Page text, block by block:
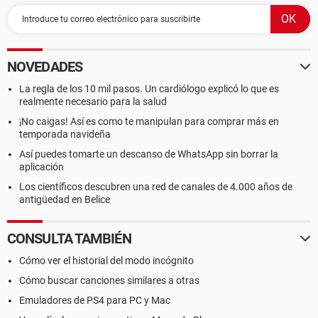
DMI Versión del sistema 1.0
DMI Fabricante del motherboard PCCHIPS
DMI Nombre del motherboard P17G
DMI Versión del motherboard ECS
DMI Número de serie del motherboard To be filled by O.E.M.
DMI Fabricante del chasis PCCHIPS
DMI Versión del chasis To Be Filled By O.E.M.
DMI Número de serie del chasis To Be Filled By O.E.M.
DMI Identificador del chasis To Be Filled By O.E.M.
DMI Tipo de chasis Desktop Case
DMI Sockets de memoria Total / Libres 4 / 3
--------[ Nombre de la computadora ]----------------------------------------------
--------------------------------------
Comentario de la computadora Lógico
Nombre de NetBIOS Lógico GABRIEL1
Nombre de host DNS Lógico gabriel1
NOVEDADES
La regla de los 10 mil pasos. Un cardiólogo explicó lo que es
realmente necesario para la salud
¡No caigas! Así es como te manipulan para comprar más en
temporada navideña
Así puedes tomarte un descanso de WhatsApp sin borrar la
aplicación
Los científicos descubren una red de canales de 4.000 años de
antigüedad en Belice
CONSULTA TAMBIÉN
Cómo ver el historial del modo incógnito
Cómo buscar canciones similares a otras
Emuladores de PS4 para PC y Mac